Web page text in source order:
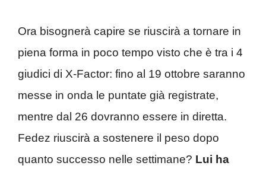
Ora bisognerà capire se riuscirà a tornare in
piena forma in poco tempo visto che è tra i 4
giudici di X-Factor: fino al 19 ottobre saranno
messe in onda le puntate già registrate,
mentre dal 26 dovranno essere in diretta.
Fedez riuscirà a sostenere il peso dopo
quanto successo nelle settimane? Lui ha